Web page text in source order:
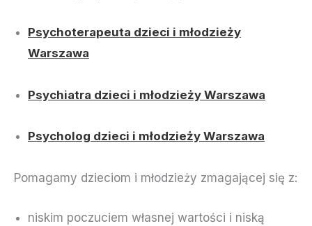
Psychoterapeuta dzieci i młodzieży
Warszawa
Psychiatra dzieci i młodzieży Warszawa
Psycholog dzieci i młodzieży Warszawa
Pomagamy dzieciom i młodzieży zmagającej się z:
niskim poczuciem własnej wartości i niską